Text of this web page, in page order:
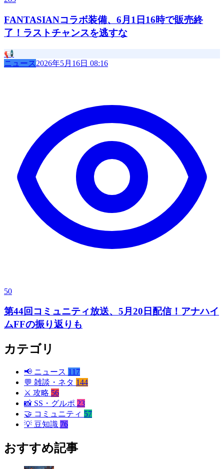
FANTASIANコラボ装備、6月1日16時で販売終
了！ラストチャンスを逃すな
📢
ニュース 2026年5月16日 08:16
50
第44回コミュニティ放送、5月20日配信！アナハイ
ムFFの振り返りも
カテゴリ
📢 ニュース 117
💬 雑談・ネタ 144
⚔️ 攻略 56
📸 SS・グルポ 23
🤝 コミュニティ 57
💡 豆知識 76
おすすめ記事